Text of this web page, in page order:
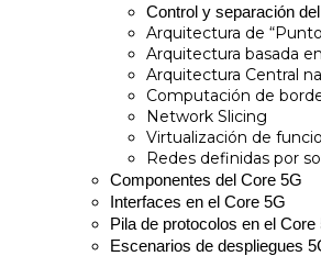
Control y separación
Arquitectura de
Arquitectura basada
Arquitectura Central
Computación de
Network Slicing
Virtualización de
Redes definidas por
Componentes del Core 5G
Interfaces en el Core 5G
Pila de protocolos en el Core
Escenarios de despliegues